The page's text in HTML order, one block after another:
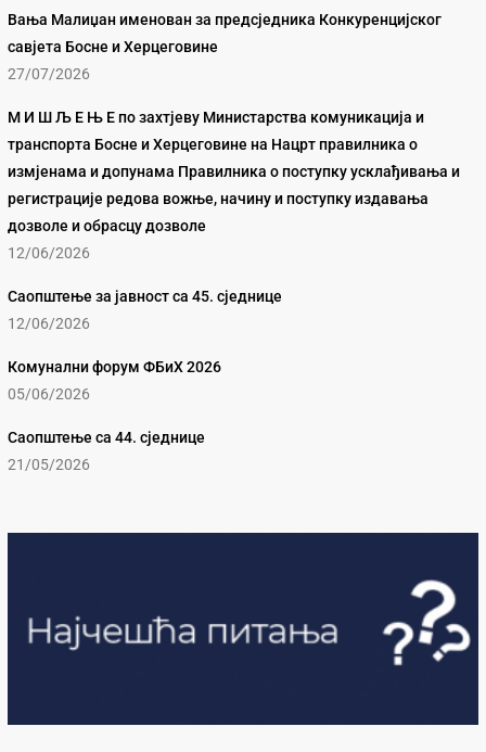
Вања Малиџан именован за предсједника Конкуренцијског
савјета Босне и Херцеговине
27/07/2026
М И Ш Љ Е Њ Е по захтјеву Министарства комуникација и
транспорта Босне и Херцеговине на Нацрт правилника о
измјенама и допунама Правилника о поступку усклађивања и
регистрације редова вожње, начину и поступку издавања
дозволе и обрасцу дозволе
12/06/2026
Саопштење за јавност са 45. сједнице
12/06/2026
Комунални форум ФБиХ 2026
05/06/2026
Саопштење са 44. сједнице
21/05/2026